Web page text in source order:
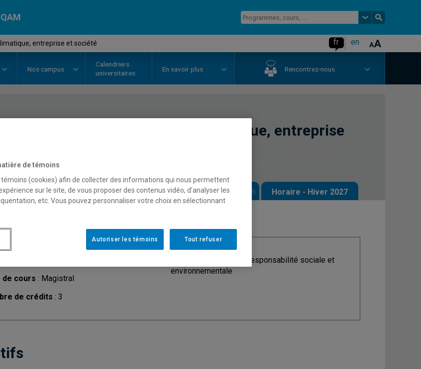
entreprise et société fr en
Nos campus
Calendriers
universitaires
En savoir plus Rencontrez-nous
Changement climatique, entreprise
Horaire - Été 2026 Horaire - Automne 2026 Horaire - Hiver 2027
de cours : Magistral
de crédits : 3
: Stratégie, responsabilité sociale et
environnementale
de témoins
témoins (cookies) afin de collecter des informations qui nous permettent
sur le site, de vous proposer des contenus vidéo, d’analyser les
etc. Vous pouvez personnaliser votre choix en sélectionnant
Tout refuser
Autoriser les témoins